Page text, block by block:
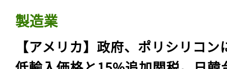
製造業
【アメリカ】政府、ポリシリコン